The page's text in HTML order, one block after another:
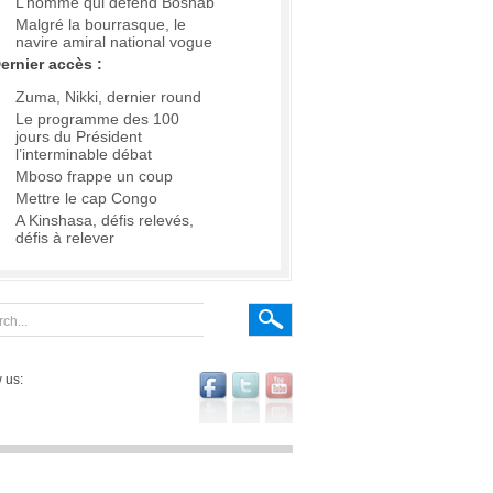
Malgré la bourrasque, le
navire amiral national vogue
accès :
Zuma, Nikki, dernier round
Le programme des 100
jours du Président
l’interminable débat
Mboso frappe un coup
Mettre le cap Congo
A Kinshasa, défis relevés,
défis à relever
us: